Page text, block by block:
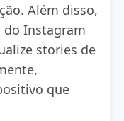
Além disso,
do Instagram
stories de
que